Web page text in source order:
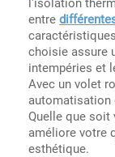
l'isolation
entre
choisie assure
intempéries et
Avec un volet
automatisation
Quelle que soit
améliore votre
esthétique.